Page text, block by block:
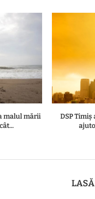
malul mării
DSP